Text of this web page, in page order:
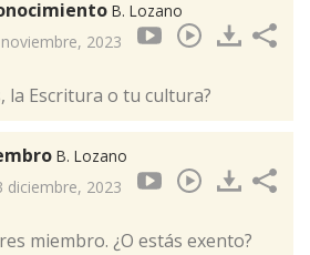
B. Lozano
2023
la Escritura o tu cultura?
B. Lozano
diciembre, 2023
miembro. ¿O estás exento?